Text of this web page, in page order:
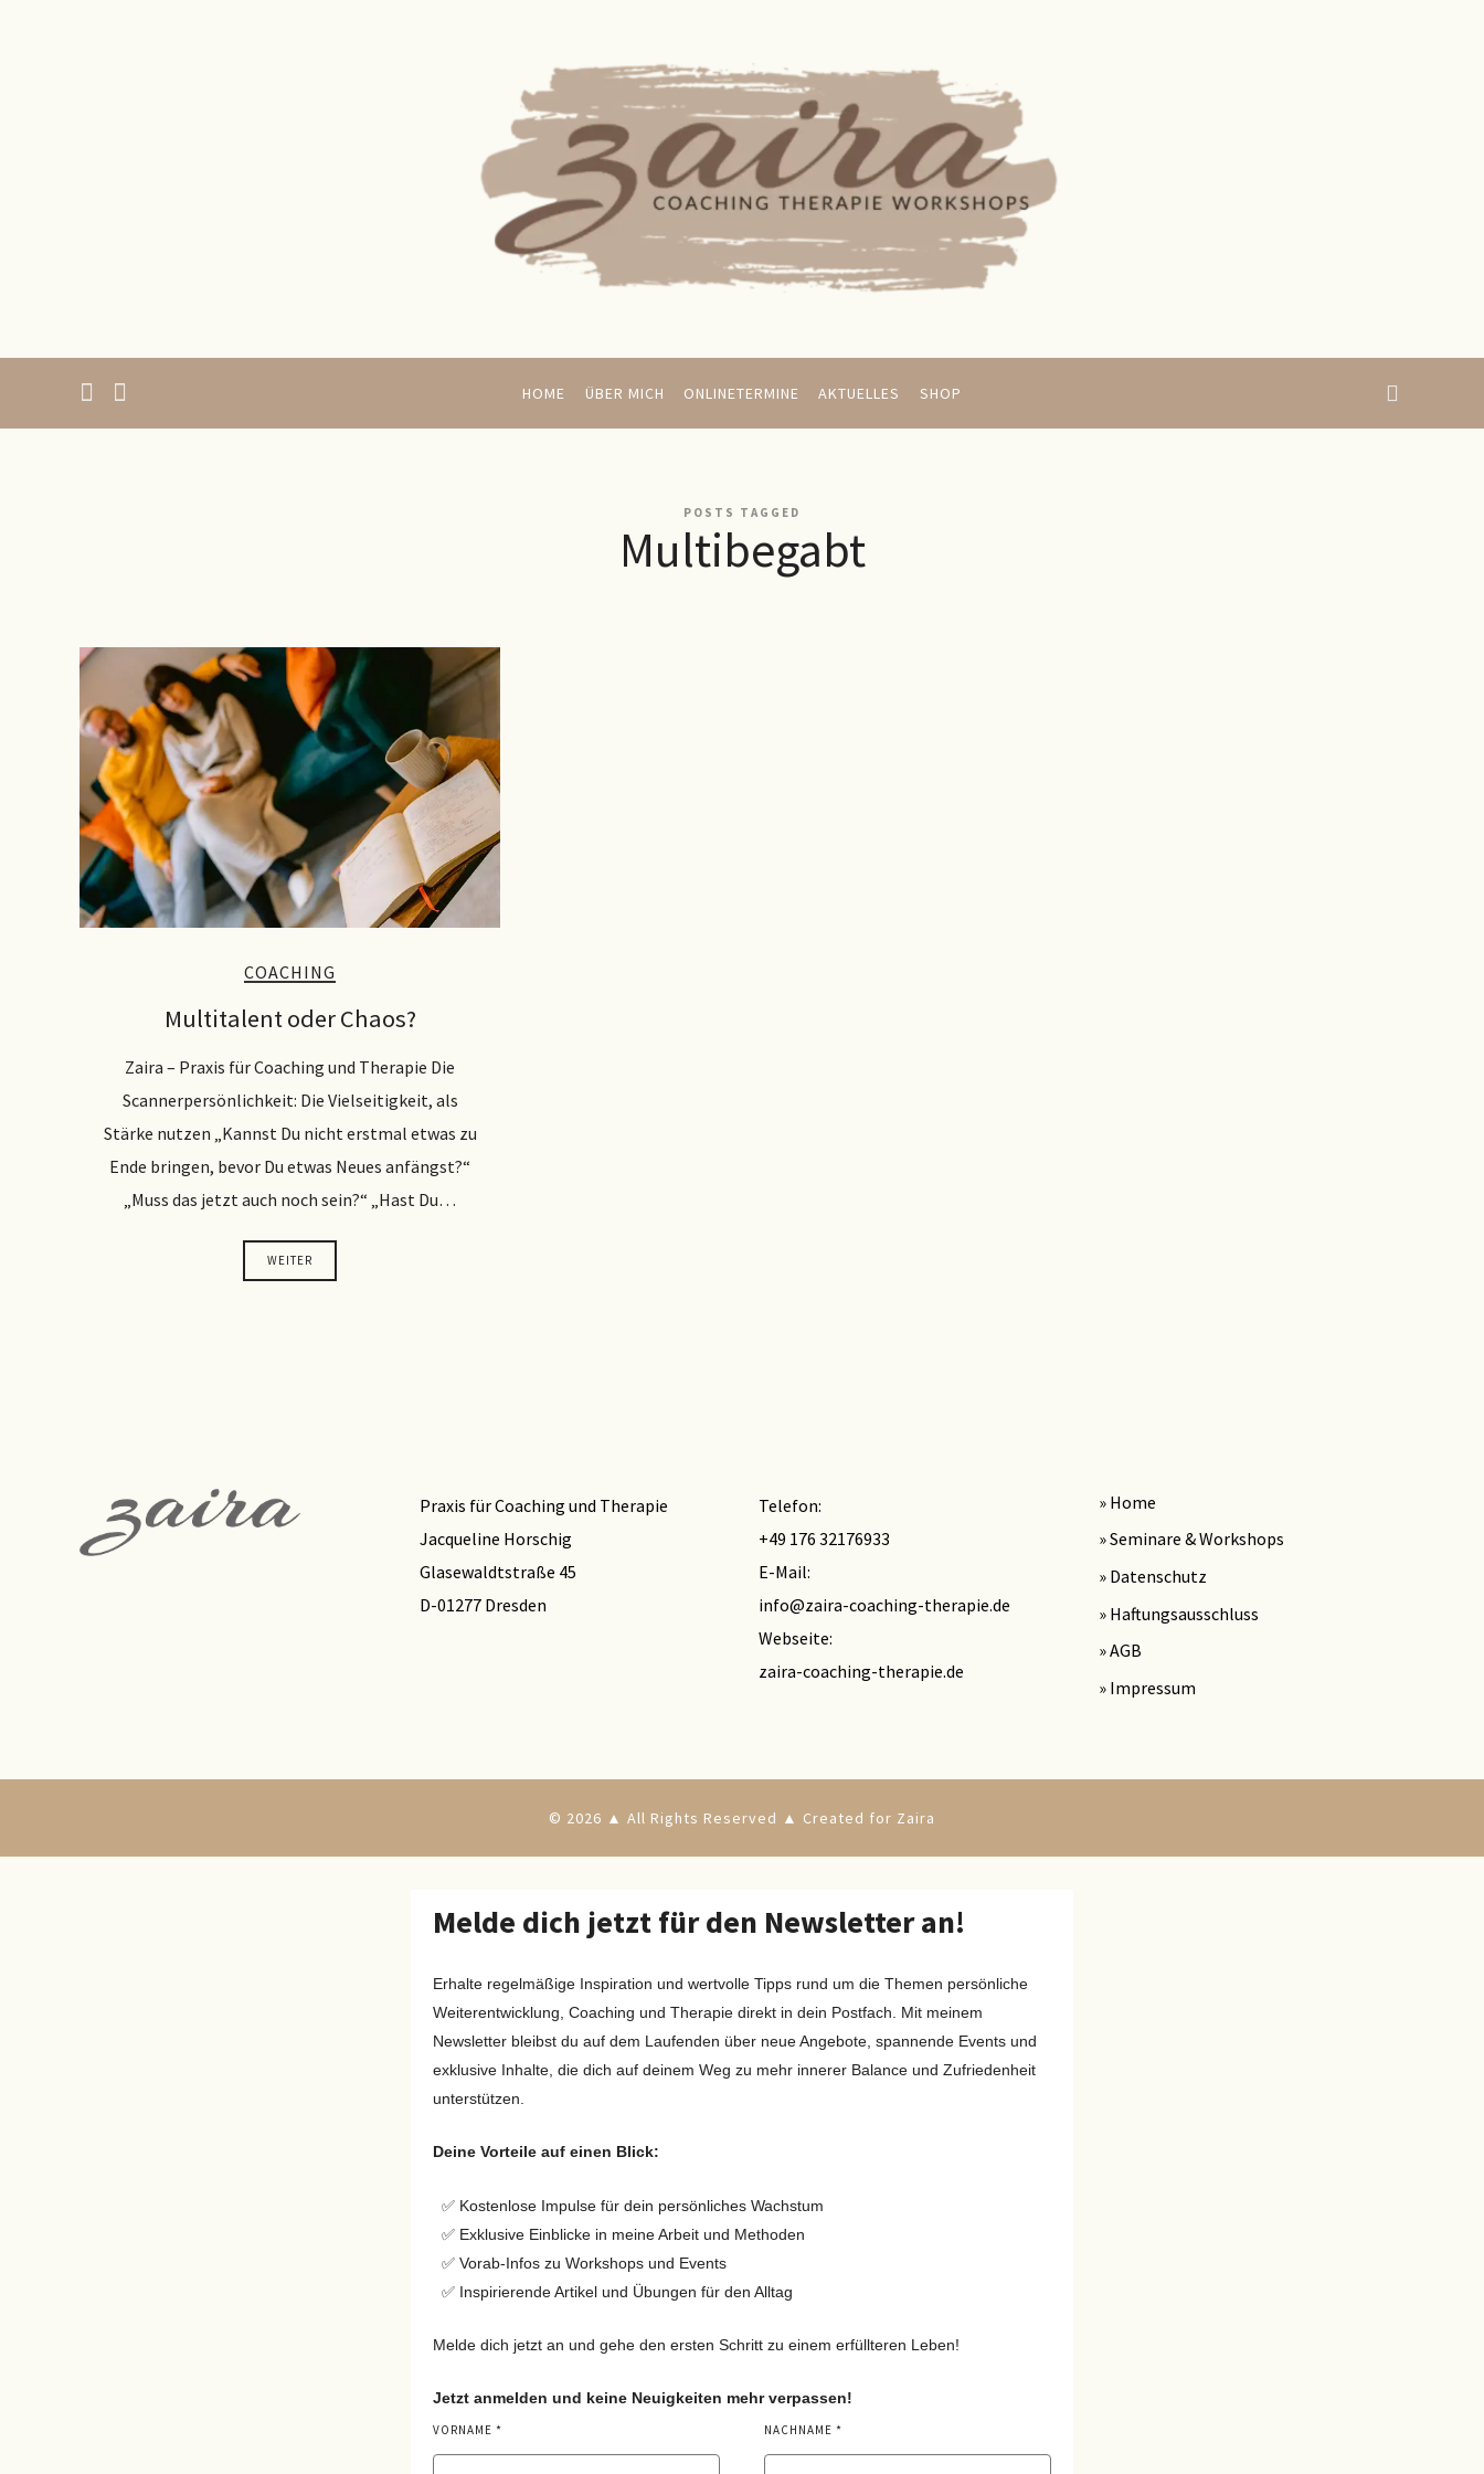
HOME ÜBER MICH ONLINETERMINE AKTUELLES SHOP
POSTS TAGGED
Multibegabt
COACHING
Multitalent oder Chaos?
Zaira – Praxis für Coaching und Therapie Die
Scannerpersönlichkeit: Die Vielseitigkeit, als
Stärke nutzen „Kannst Du nicht erstmal etwas zu
Ende bringen, bevor Du etwas Neues anfängst?“
„Muss das jetzt auch noch sein?“ „Hast Du…
WEITER
Praxis für Coaching und Therapie
Jacqueline Horschig
Glasewaldtstraße 45
D-01277 Dresden
Telefon:
+49 176 32176933
E-Mail:
info@zaira-coaching-therapie.de
Webseite:
zaira-coaching-therapie.de
» Home
» Seminare & Workshops
» Datenschutz
» Haftungsausschluss
» AGB
» Impressum
© 2026 ▲ All Rights Reserved ▲ Created for Zaira
Melde dich jetzt für den Newsletter an!
Erhalte regelmäßige Inspiration und wertvolle Tipps rund um die Themen persönliche
Weiterentwicklung, Coaching und Therapie direkt in dein Postfach. Mit meinem
Newsletter bleibst du auf dem Laufenden über neue Angebote, spannende Events und
exklusive Inhalte, die dich auf deinem Weg zu mehr innerer Balance und Zufriedenheit
unterstützen.
Deine Vorteile auf einen Blick:
✅ Kostenlose Impulse für dein persönliches Wachstum
✅ Exklusive Einblicke in meine Arbeit und Methoden
✅ Vorab-Infos zu Workshops und Events
✅ Inspirierende Artikel und Übungen für den Alltag
Melde dich jetzt an und gehe den ersten Schritt zu einem erfüllteren Leben!
Jetzt anmelden und keine Neuigkeiten mehr verpassen!
VORNAME NACHNAME